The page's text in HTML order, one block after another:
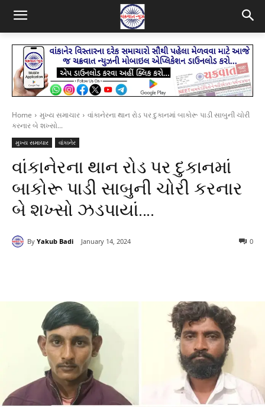
Home મુખ્ય સમાચાર
વાંકાનેરના થાન રોડ પર દુકાનમાં બાકોરૂ પાડી સાબુની ચોરી
કરનાર બે શખ્સો...
મુખ્ય સમાચાર વાંકાનેર
વાંકાનેરના થાન રોડ પર દુકાનમાં
બાકોરૂ પાડી સાબુની ચોરી કરનાર
બે શખ્સો ઝડપાયાં….
By Yakub Badi January 14, 2024 0